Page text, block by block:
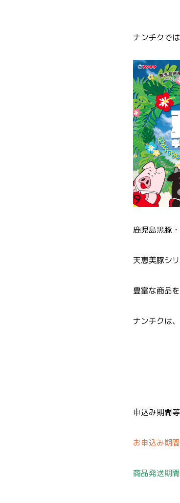
ナンチクで
鹿児島黒豚
天恵美豚シ
豊富な商品
ナンチクは
「安心
申込み期間
お申込み期
商品発送期